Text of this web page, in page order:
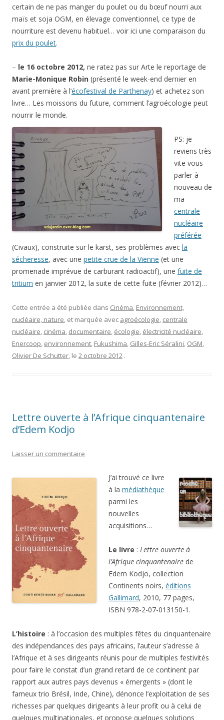
certain de ne pas manger du poulet ou du bœuf nourri aux
maïs et soja OGM, en élevage conventionnel, ce type de
nourriture est devenu habituel… voir ici une comparaison du
prix du poulet.
– le 16 octobre 2012, ne ratez pas sur Arte le reportage de
Marie-Monique Robin (présenté le week-end dernier en
avant première à l’écofestival de Parthenay) et achetez son
livre… Les moissons du future, comment l’agroécologie peut
nourrir le monde.
PS: je
reviens très
vite vous
parler à
nouveau de
ma
centrale
nucléaire
préférée
(Civaux), construite sur le karst, ses problèmes avec la
sécheresse, avec une petite crue de la Vienne (et une
promenade imprévue de carburant radioactif), une fuite de
tritium en janvier 2012, la suite de cette fuite (février 2012)…
Cette entrée a été publiée dans Cinéma, Environnement,
nucléaire, nature, et marquée avec agroécologie, centrale
nucléaire, cinéma, documentaire, écologie, électricité nucléaire,
Enercoop, environnement, Fukushima, Gilles-Eric Séralini, OGM,
Olivier De Schutter, le 2 octobre 2012 .
Lettre ouverte à l’Afrique cinquantenaire
d’Edem Kodjo
Laisser un commentaire
J’ai trouvé ce livre
à la médiathèque
parmi les
nouvelles
acquisitions…
Le livre : Lettre ouverte à
l’Afrique cinquantenaire de
Edem Kodjo, collection
Continents noirs, éditions
Gallimard, 2010, 77 pages,
ISBN 978-2-07-013150-1.
L’histoire : à l’occasion des multiples fêtes du cinquantenaire
des indépendances des pays africains, l’auteur s’adresse à
l’Afrique et à ses dirigeants réunis pour de multiples festivités
pour faire le constat d’un grand retard de ce continent par
rapport aux autres pays devenus « émergents » (dont le
fameux trio Brésil, Inde, Chine), dénonce l’exploitation de ses
richesses par quelques dirigeants à leur profit ou à celui de
quelques multinationales, et propose quelques solutions